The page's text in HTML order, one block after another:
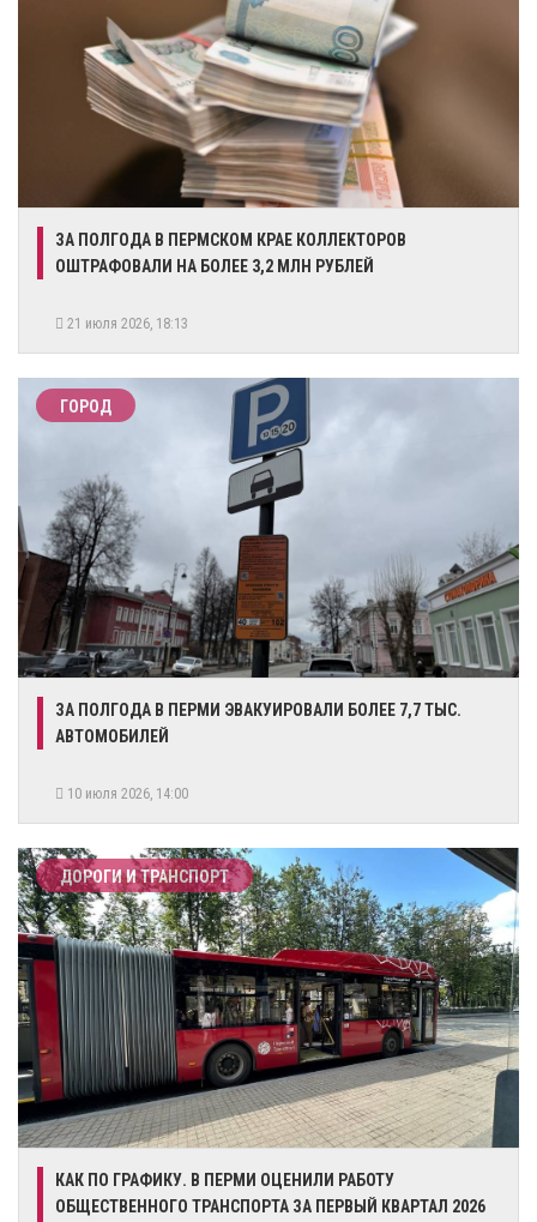
ЗА ПОЛГОДА В ПЕРМСКОМ КРАЕ КОЛЛЕКТОРОВ
ОШТРАФОВАЛИ НА БОЛЕЕ 3,2 МЛН РУБЛЕЙ
21 июля 2026, 18:13
ГОРОД
ЗА ПОЛГОДА В ПЕРМИ ЭВАКУИРОВАЛИ БОЛЕЕ 7,7 ТЫС.
АВТОМОБИЛЕЙ
10 июля 2026, 14:00
ДОРОГИ И ТРАНСПОРТ
КАК ПО ГРАФИКУ. В ПЕРМИ ОЦЕНИЛИ РАБОТУ
ОБЩЕСТВЕННОГО ТРАНСПОРТА ЗА ПЕРВЫЙ КВАРТАЛ 2026